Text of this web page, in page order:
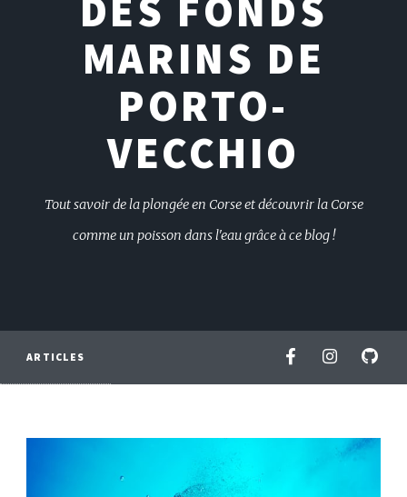
MARINS DE
PORTO-
VECCHIO
Tout savoir de la plongée en Corse et découvrir la Corse
comme un poisson dans l'eau grâce à ce blog !
ARTICLES